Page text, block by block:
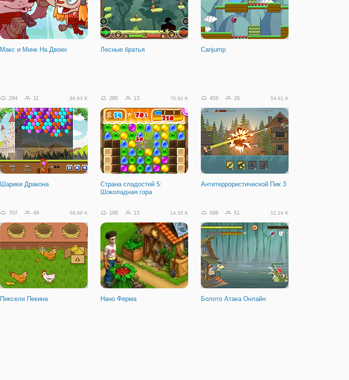
Макс и Минк На Двоих Лесные братья Canjump
294 11 86.63 K
Шарики Дракона
285 13 70.92 K
Страна сладостей 5:
Шоколадная гора
459 26 54.81 K
Антитеррористической Пик 3
707 49 56.06 K
Пиксели Пекина
188 13 14.55 K
Нано Ферма
688 51 52.24 K
Болото Атака Онлайн